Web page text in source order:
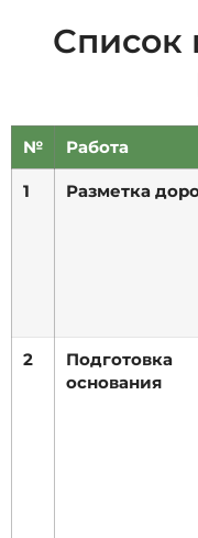
Список
№ Работа
1 Разметка
2
Подготовка
основания